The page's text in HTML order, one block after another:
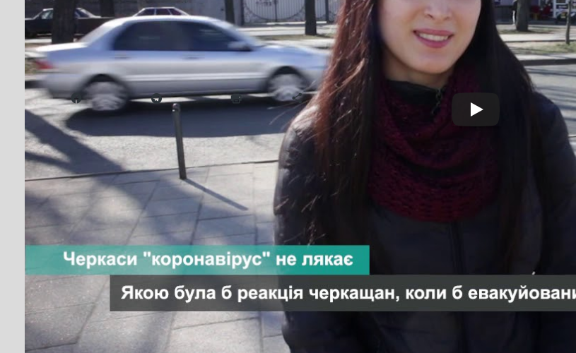
Якою була б реакція черкащан, якби евакуйованих із Китаю доправили б до Черкас? Опитування
Надіслати друзям
Facebook Telegram Друк Більше
Навігація
записів
Олег Стадник: Усі прибулі до Черкас із Китаю перебувають
під наглядом
Від editor